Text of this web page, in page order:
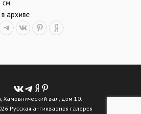
см
архиве
Хамовнический вал, дом 10.
Русская антикварная галерея